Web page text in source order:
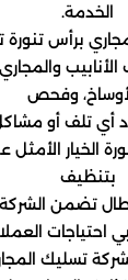
الخدمة.
برأس تنورة
الأنابيب
وفحص
أي تلف أو
الخيار الأمثل
بتنظيف
تضمن
احتياجات
تسليك